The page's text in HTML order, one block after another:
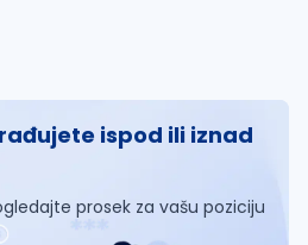
ispod ili iznad
prosek za vašu poziciju